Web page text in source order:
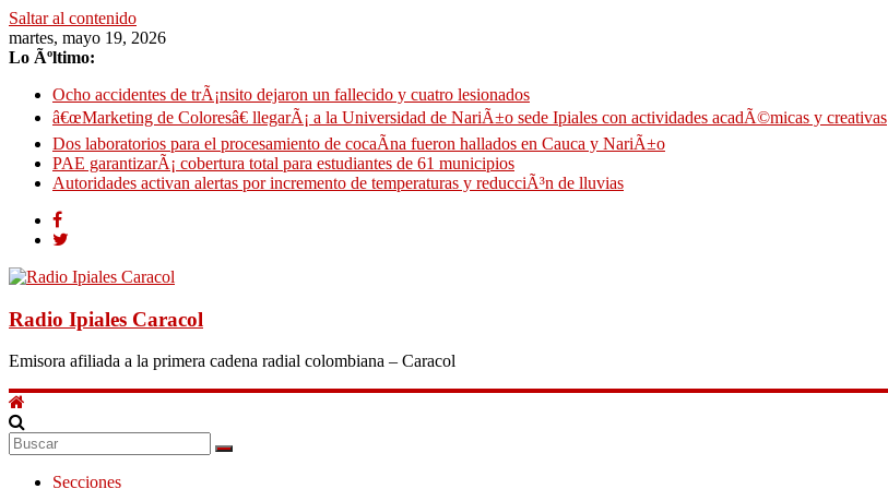
Saltar al contenido
martes, mayo 19, 2026
Lo Ãºltimo:
Ocho accidentes de trÃ¡nsito dejaron un fallecido y cuatro lesionados
â€œMarketing de Coloresâ€ llegarÃ¡ a la Universidad de NariÃ±o sede Ipiales con actividades acadÃ©micas y creativas
Dos laboratorios para el procesamiento de cocaÃ­na fueron hallados en Cauca y NariÃ±o
PAE garantizarÃ¡ cobertura total para estudiantes de 61 municipios
Autoridades activan alertas por incremento de temperaturas y reducciÃ³n de lluvias
Radio Ipiales Caracol
Emisora afiliada a la primera cadena radial colombiana – Caracol
Secciones